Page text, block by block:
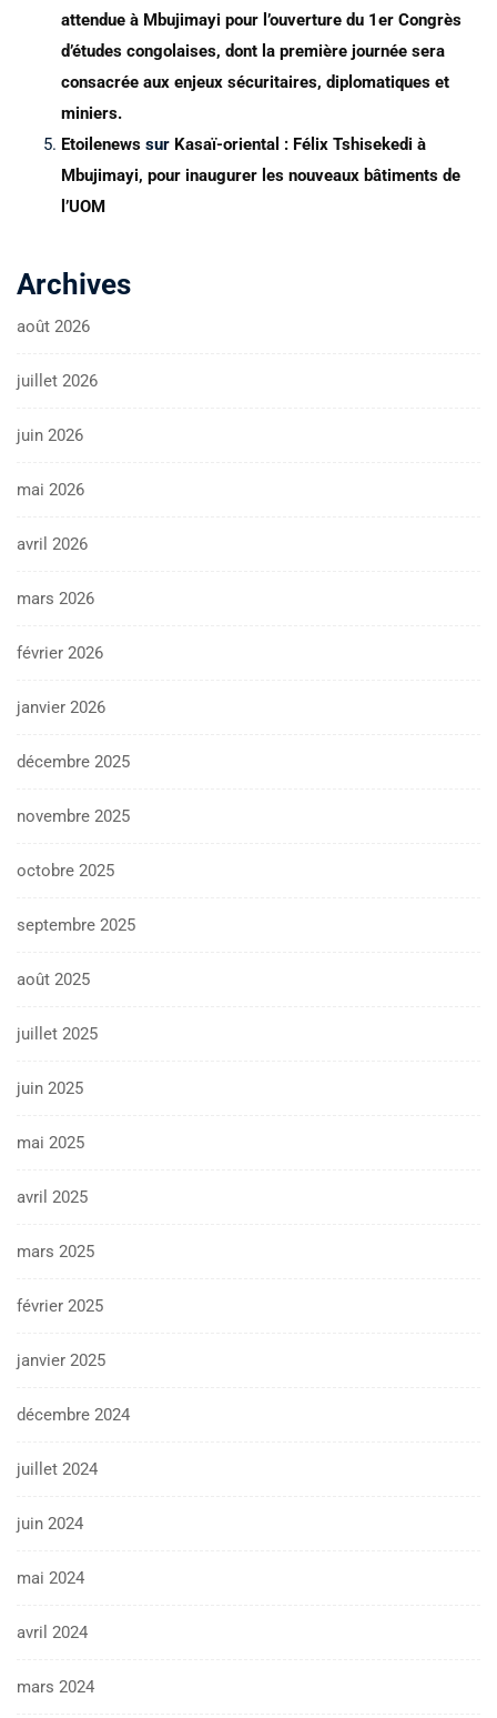
attendue à Mbujimayi pour l’ouverture du 1er Congrès
d’études congolaises, dont la première journée sera
consacrée aux enjeux sécuritaires, diplomatiques et
miniers.
Etoilenews sur Kasaï-oriental : Félix Tshisekedi à
Mbujimayi, pour inaugurer les nouveaux bâtiments de
l’UOM
Archives
août 2026
juillet 2026
juin 2026
mai 2026
avril 2026
mars 2026
février 2026
janvier 2026
décembre 2025
novembre 2025
octobre 2025
septembre 2025
août 2025
juillet 2025
juin 2025
mai 2025
avril 2025
mars 2025
février 2025
janvier 2025
décembre 2024
juillet 2024
juin 2024
mai 2024
avril 2024
mars 2024